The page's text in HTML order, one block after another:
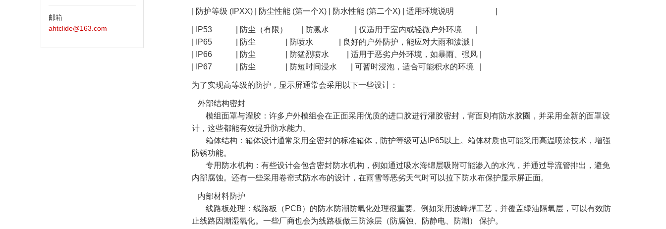
邮箱
ahtclide@163.com
| 防护等级 (IPXX) | 防尘性能 (第一个X) | 防水性能 (第二个X) | 适用环境说明 |
| IP53 | 防尘（有限） | 防溅水 | 仅适用于室内或轻微户外环境 |
| IP65 | 防尘 | 防喷水 | 良好的户外防护，能应对大雨和泼溅 |
| IP66 | 防尘 | 防猛烈喷水 | 适用于恶劣户外环境，如暴雨、强风 |
| IP67 | 防尘 | 防短时间浸水 | 可暂时浸泡，适合可能积水的环境 |
为了实现高等级的防护，显示屏通常会采用以下一些设计：
外部结构密封
模组面罩与灌胶：许多户外模组会在正面采用优质的进口胶进行灌胶密封，背面则有防水胶圈，并采用全新的面罩设
计，这些都能有效提升防水能力。
箱体结构：箱体设计通常采用全密封的标准箱体，防护等级可达IP65以上。箱体材质也可能采用高温喷涂技术，增强
防锈功能。
专用防水机构：有些设计会包含密封防水机构，例如通过吸水海绵层吸附可能渗入的水汽，并通过导流管排出，避免
内部腐蚀。还有一些采用卷帘式防水布的设计，在雨雪等恶劣天气时可以拉下防水布保护显示屏正面。
内部材料防护
线路板处理：线路板（PCB）的防水防潮防氧化处理很重要。例如采用波峰焊工艺，并覆盖绿油隔氧层，可以有效防
止线路因潮湿氧化。一些厂商也会为线路板做三防涂层（防腐蚀、防静电、防潮） 保护。